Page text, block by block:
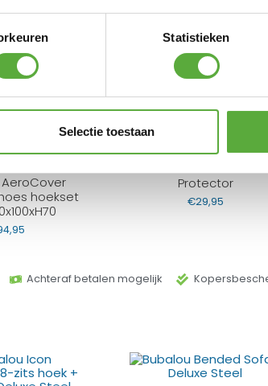
Statistieken
Selectie toestaan
1 hoekdeel en
PRODUCTEN
hoekset
Protector
€29,95
Achteraf betalen mogelijk